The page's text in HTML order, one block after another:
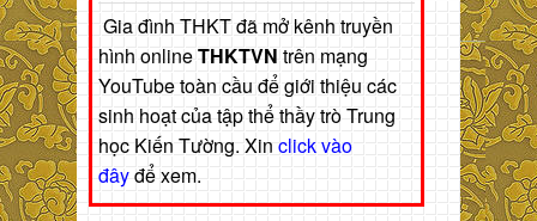
Gia đình THKT đã mở kênh truyền
hình onlineTHKTVN trên mạng
YouTube toàn cầu để giới thiệu các
sinh hoạt của tập thể thầy trò Trung
học Kiến Tường. Xin click vào
đâyđể xem.